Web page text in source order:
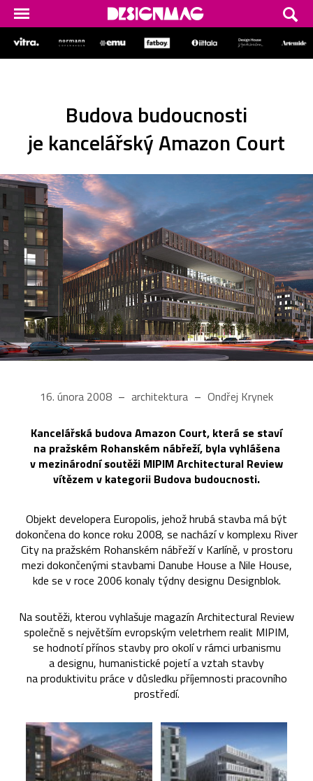
Budova budoucnosti
je kancelářský Amazon Court
16. února 2008 architektura Ondřej Krynek
Kancelářská budova Amazon Court, která se staví
na pražském Rohanském nábřeží, byla vyhlášena
v mezinárodní soutěži MIPIM Architectural Review
vítězem v kategorii Budova budoucnosti.
Objekt developera Europolis, jehož hrubá stavba má být
dokončena do konce roku 2008, se nachází v komplexu River
City na pražském Rohanském nábřeží v Karlíně, v prostoru
mezi dokončenými stavbami Danube House a Nile House,
kde se v roce 2006 konaly týdny designu Designblok.
Na soutěži, kterou vyhlašuje magazín Architectural Review
společně s největším evropským veletrhem realit MIPIM,
se hodnotí přínos stavby pro okolí v rámci urbanismu
a designu, humanistické pojetí a vztah stavby
na produktivitu práce v důsledku příjemnosti pracovního
prostředí.